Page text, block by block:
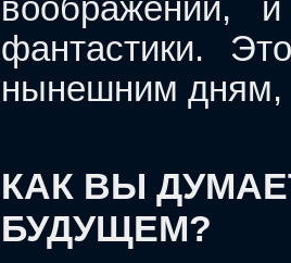
воображении,
фантастики.
нынешним дням,
КАК ВЫ
БУДУЩЕМ?